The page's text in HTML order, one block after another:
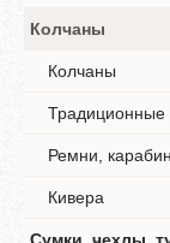
Колчаны
Колчаны
Традиционные
Ремни,
Кивера